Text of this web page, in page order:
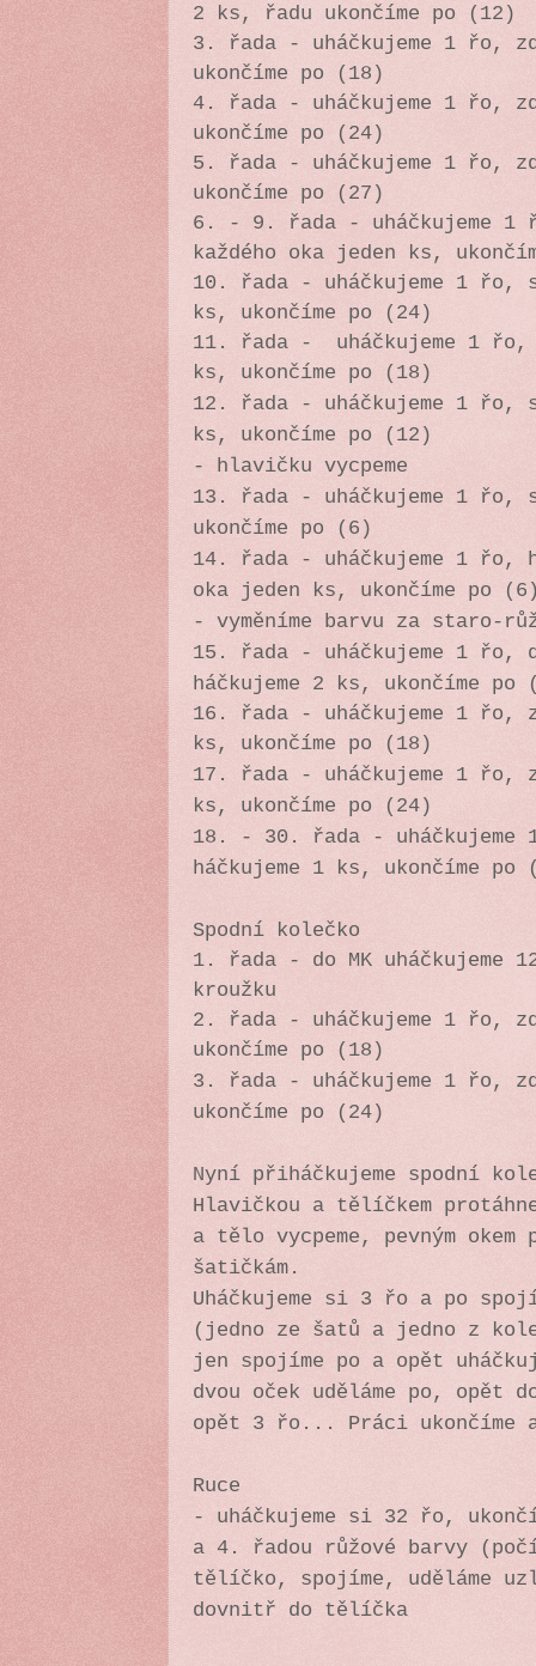
2 ks, řadu ukončíme po (12)
3. řada - uháčkujeme 1 řo,
ukončíme po (18)
4. řada - uháčkujeme 1 řo,
ukončíme po (24)
5. řada - uháčkujeme 1 řo,
ukončíme po (27)
6. - 9. řada - uháčkujeme 1
každého oka jeden ks,
10. řada - uháčkujeme 1 řo,
ks, ukončíme po (24)
11. řada - uháčkujeme 1 řo,
ks, ukončíme po (18)
12. řada - uháčkujeme 1 řo,
ks, ukončíme po (12)
- hlavičku vycpeme
13. řada - uháčkujeme 1 řo,
ukončíme po (6)
14. řada - uháčkujeme 1 řo,
oka jeden ks, ukončíme po
- vyměníme barvu za staro-
15. řada - uháčkujeme 1 řo,
háčkujeme 2 ks, ukončíme po
16. řada - uháčkujeme 1 řo,
ks, ukončíme po (18)
17. řada - uháčkujeme 1 řo,
ks, ukončíme po (24)
18. - 30. řada -
háčkujeme 1 ks, ukončíme po
Spodní kolečko
1. řada - do MK uháčkujeme
kroužku
2. řada - uháčkujeme 1 řo,
ukončíme po (18)
3. řada - uháčkujeme 1 řo,
ukončíme po (24)
Nyní přiháčkujeme spodní
Hlavičkou a tělíčkem
a tělo vycpeme, pevným
šatičkám.
Uháčkujeme si 3 řo a po
(jedno ze šatů a jedno z
jen spojíme po a opět
dvou oček uděláme po, opět
opět 3 řo... Práci ukončíme
Ruce
- uháčkujeme si 32 řo,
a 4. řadou růžové barvy
tělíčko, spojíme, uděláme
dovnitř do tělíčka